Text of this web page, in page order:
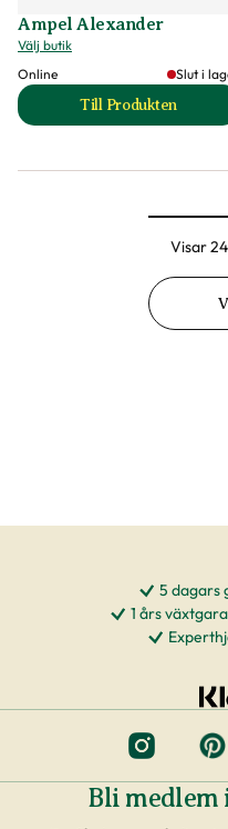
Ampel Alexander
Välj butik
Online
Slut i
Till Produkten
till Ampel
Visar
5 dagars
1 års
Bli